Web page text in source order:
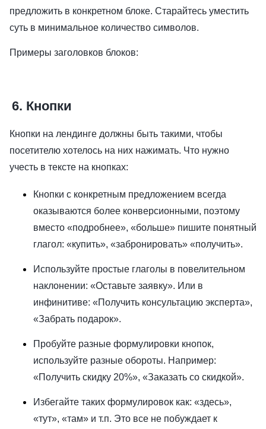
предложить в конкретном блоке. Старайтесь уместить
суть в минимальное количество символов.
Примеры заголовков блоков:
6. Кнопки
Кнопки на лендинге должны быть такими, чтобы
посетителю хотелось на них нажимать. Что нужно
учесть в тексте на кнопках:
Кнопки с конкретным предложением всегда
оказываются более конверсионными, поэтому
вместо «подробнее», «больше» пишите понятный
глагол: «купить», «забронировать» «получить».
Используйте простые глаголы в повелительном
наклонении: «Оставьте заявку». Или в
инфинитиве: «Получить консультацию эксперта»,
«Забрать подарок».
Пробуйте разные формулировки кнопок,
используйте разные обороты. Например:
«Получить скидку 20%», «Заказать со скидкой».
Избегайте таких формулировок как: «здесь»,
«тут», «там» и т.п. Это все не побуждает к